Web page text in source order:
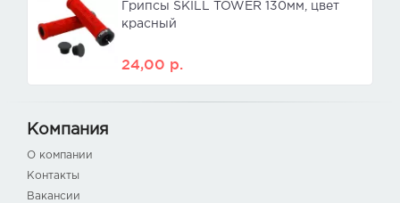
Грипсы SKILL TOWER 130мм, цвет
красный
24,00 р.
Компания
О компании
Контакты
Вакансии